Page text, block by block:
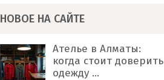
НОВОЕ НА САЙТЕ
Ателье в Алматы:
когда стоит доверить
одежду …